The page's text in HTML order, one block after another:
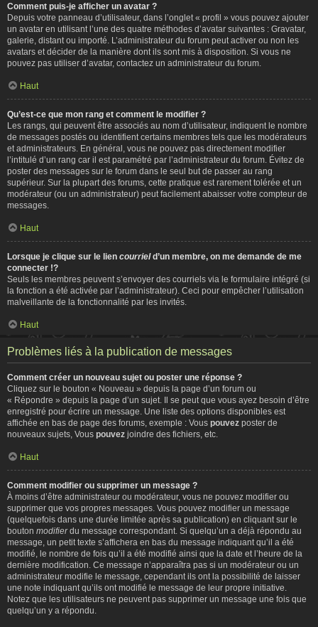
Comment puis-je afficher un avatar ?
Depuis votre panneau d’utilisateur, dans l’onglet « profil » vous pouvez ajouter
un avatar en utilisant l’une des quatre méthodes d’avatar suivantes : Gravatar,
galerie, distant ou importé. L’administrateur du forum peut activer ou non les
avatars et décider de la manière dont ils sont mis à disposition. Si vous ne
pouvez pas utiliser d’avatar, contactez un administrateur du forum.
Haut
Qu’est-ce que mon rang et comment le modifier ?
Les rangs, qui peuvent être associés au nom d’utilisateur, indiquent le nombre
de messages postés ou identifient certains membres tels que les modérateurs
et administrateurs. En général, vous ne pouvez pas directement modifier
l’intitulé d’un rang car il est paramétré par l’administrateur du forum. Évitez de
poster des messages sur le forum dans le seul but de passer au rang
supérieur. Sur la plupart des forums, cette pratique est rarement tolérée et un
modérateur (ou un administrateur) peut facilement abaisser votre compteur de
messages.
Haut
Lorsque je clique sur le lien courrield’un membre, on me demande de me
connecter !?
Seuls les membres peuvent s’envoyer des courriels via le formulaire intégré (si
la fonction a été activée par l’administrateur). Ceci pour empêcher l’utilisation
malveillante de la fonctionnalité par les invités.
Haut
Problèmes liés à la publication de messages
Comment créer un nouveau sujet ou poster une réponse ?
Cliquez sur le bouton « Nouveau » depuis la page d’un forum ou
« Répondre » depuis la page d’un sujet. Il se peut que vous ayez besoin d’être
enregistré pour écrire un message. Une liste des options disponibles est
affichée en bas de page des forums, exemple : Vous pouvez poster de
nouveaux sujets, Vous pouvez joindre des fichiers, etc.
Haut
Comment modifier ou supprimer un message ?
À moins d’être administrateur ou modérateur, vous ne pouvez modifier ou
supprimer que vos propres messages. Vous pouvez modifier un message
(quelquefois dans une durée limitée après sa publication) en cliquant sur le
bouton modifierdu message correspondant. Si quelqu’un a déjà répondu au
message, un petit texte s’affichera en bas du message indiquant qu’il a été
modifié, le nombre de fois qu’il a été modifié ainsi que la date et l’heure de la
dernière modification. Ce message n’apparaîtra pas si un modérateur ou un
administrateur modifie le message, cependant ils ont la possibilité de laisser
une note indiquant qu’ils ont modifié le message de leur propre initiative.
Notez que les utilisateurs ne peuvent pas supprimer un message une fois que
quelqu’un y a répondu.